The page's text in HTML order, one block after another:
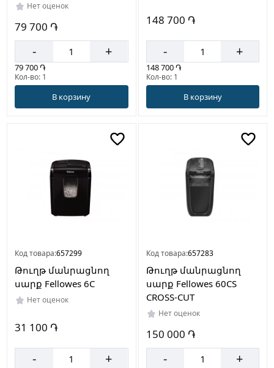
Нет оценок
79 700 ֏
- +
79 700 ֏
Кол-во: 1
В корзину
148 700 ֏
- +
148 700 ֏
Кол-во: 1
В корзину
Код товара:657299
Թուղթ մանրացնող
սարք Fellowes 6C
Нет оценок
31 100 ֏
- +
Код товара:657283
Թուղթ մանրացնող
սարք Fellowes 60CS
CROSS-CUT
Нет оценок
150 000 ֏
- +